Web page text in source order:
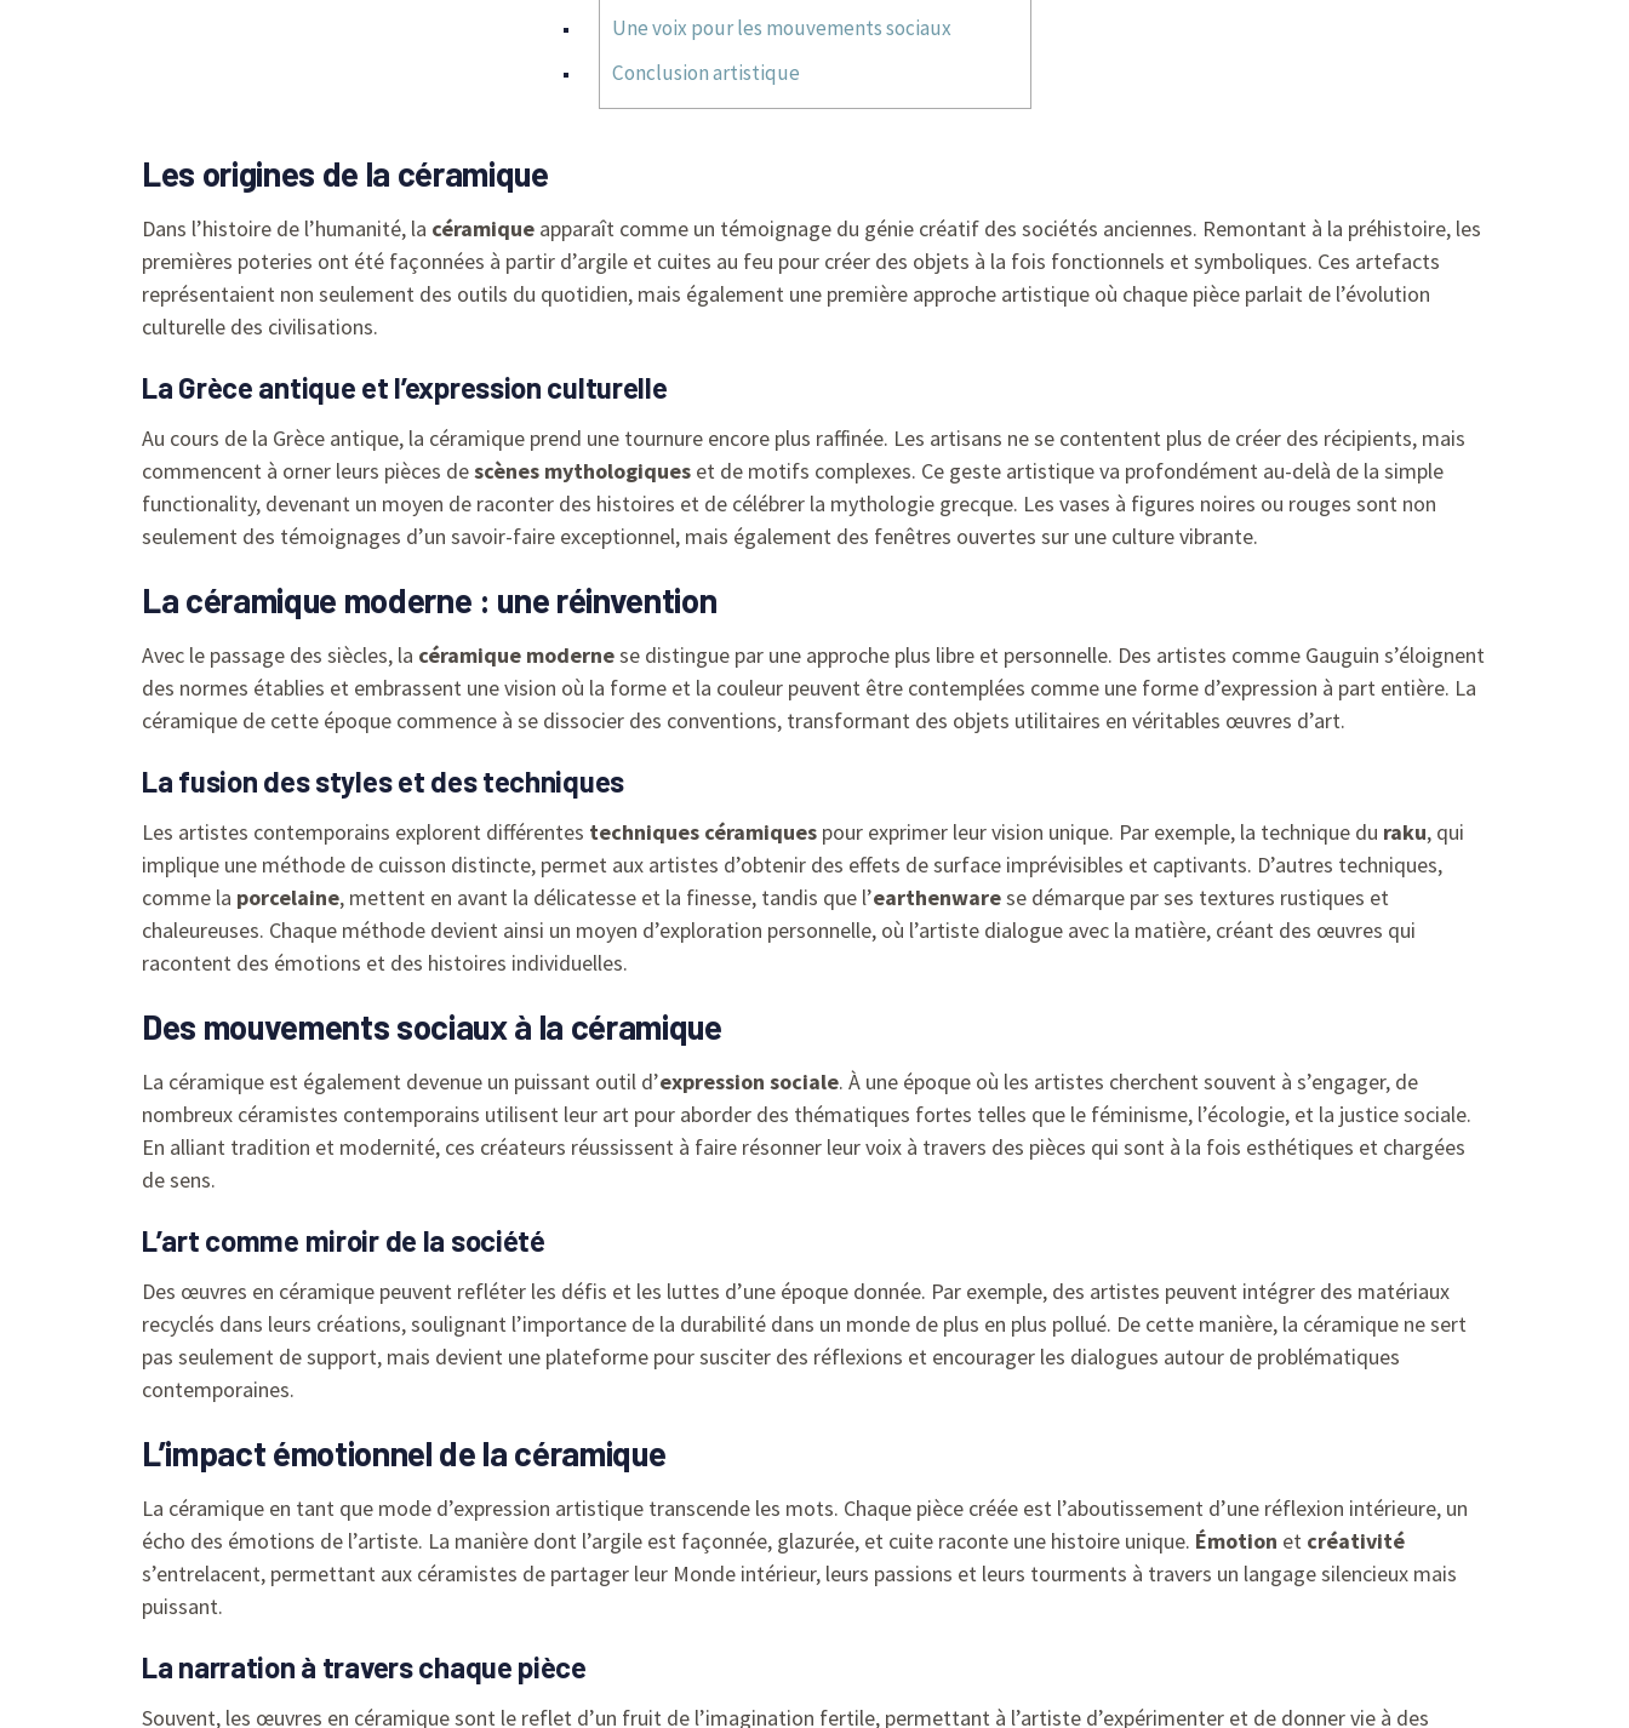
Une voix pour les mouvements sociaux
Conclusion artistique
Les origines de la céramique
Dans l’histoire de l’humanité, la céramique apparaît comme un témoignage du génie créatif des sociétés anciennes. Remontant à la préhistoire, les
premières poteries ont été façonnées à partir d’argile et cuites au feu pour créer des objets à la fois fonctionnels et symboliques. Ces artefacts
représentaient non seulement des outils du quotidien, mais également une première approche artistique où chaque pièce parlait de l’évolution
culturelle des civilisations.
La Grèce antique et l’expression culturelle
Au cours de la Grèce antique, la céramique prend une tournure encore plus raffinée. Les artisans ne se contentent plus de créer des récipients, mais
commencent à orner leurs pièces descènes mythologiques et de motifs complexes. Ce geste artistique va profondément au-delà de la simple
functionality, devenant un moyen de raconter des histoires et de célébrer la mythologie grecque. Les vases à figures noires ou rouges sont non
seulement des témoignages d’un savoir-faire exceptionnel, mais également des fenêtres ouvertes sur une culture vibrante.
La céramique moderne : une réinvention
Avec le passage des siècles, la céramique modernese distingue par une approche plus libre et personnelle. Des artistes comme Gauguin s’éloignent
des normes établies et embrassent une vision où la forme et la couleur peuvent être contemplées comme une forme d’expression à part entière. La
céramique de cette époque commence à se dissocier des conventions, transformant des objets utilitaires en véritables œuvres d’art.
La fusion des styles et des techniques
Les artistes contemporains explorent différentes techniques céramiques pour exprimer leur vision unique. Par exemple, la technique du raku, qui
implique une méthode de cuisson distincte, permet aux artistes d’obtenir des effets de surface imprévisibles et captivants. D’autres techniques,
comme la porcelaine, mettent en avant la délicatesse et la finesse, tandis que l’earthenwarese démarque par ses textures rustiques et
chaleureuses. Chaque méthode devient ainsi un moyen d’exploration personnelle, où l’artiste dialogue avec la matière, créant des œuvres qui
racontent des émotions et des histoires individuelles.
Des mouvements sociaux à la céramique
La céramique est également devenue un puissant outil d’expression sociale. À une époque où les artistes cherchent souvent à s’engager, de
nombreux céramistes contemporains utilisent leur art pour aborder des thématiques fortes telles que le féminisme, l’écologie, et la justice sociale.
En alliant tradition et modernité, ces créateurs réussissent à faire résonner leur voix à travers des pièces qui sont à la fois esthétiques et chargées
de sens.
L’art comme miroir de la société
Des œuvres en céramique peuvent refléter les défis et les luttes d’une époque donnée. Par exemple, des artistes peuvent intégrer des matériaux
recyclés dans leurs créations, soulignant l’importance de la durabilité dans un monde de plus en plus pollué. De cette manière, la céramique ne sert
pas seulement de support, mais devient une plateforme pour susciter des réflexions et encourager les dialogues autour de problématiques
contemporaines.
L’impact émotionnel de la céramique
La céramique en tant que mode d’expression artistique transcende les mots. Chaque pièce créée est l’aboutissement d’une réflexion intérieure, un
écho des émotions de l’artiste. La manière dont l’argile est façonnée, glazurée, et cuite raconte une histoire unique. Émotion et créativité
s’entrelacent, permettant aux céramistes de partager leur Monde intérieur, leurs passions et leurs tourments à travers un langage silencieux mais
puissant.
La narration à travers chaque pièce
Souvent, les œuvres en céramique sont le reflet d’un fruit de l’imagination fertile, permettant à l’artiste d’expérimenter et de donner vie à des